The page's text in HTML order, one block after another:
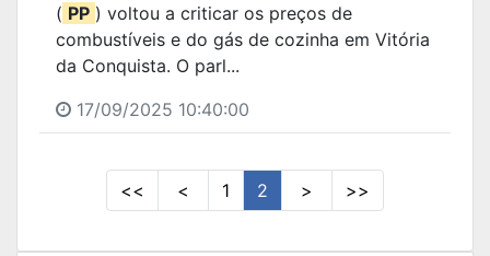
( PP ) voltou a criticar os preços de
combustíveis e do gás de cozinha em Vitória
da Conquista. O parl...
17/09/2025 10:40:00
<< < 1 2 > >>